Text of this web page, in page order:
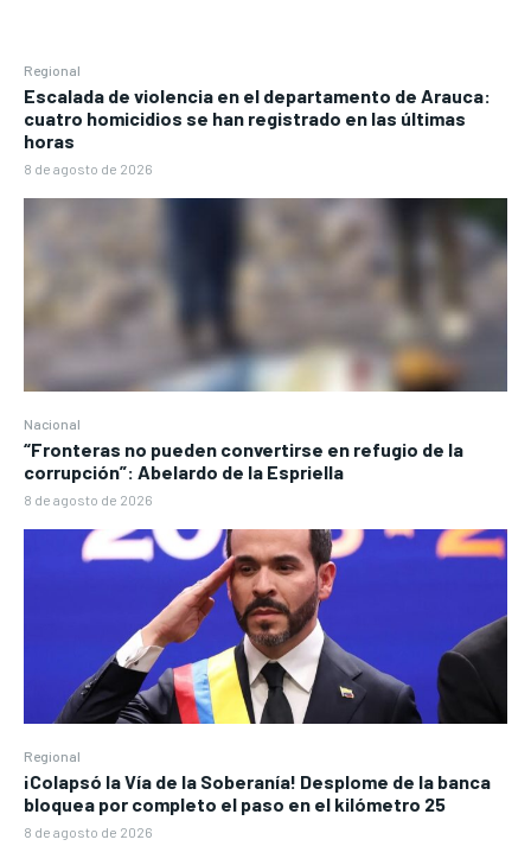
Regional
Escalada de violencia en el departamento de Arauca:
cuatro homicidios se han registrado en las últimas
horas
8 de agosto de 2026
Nacional
“Fronteras no pueden convertirse en refugio de la
corrupción”: Abelardo de la Espriella
8 de agosto de 2026
Regional
¡Colapsó la Vía de la Soberanía! Desplome de la banca
bloquea por completo el paso en el kilómetro 25
8 de agosto de 2026